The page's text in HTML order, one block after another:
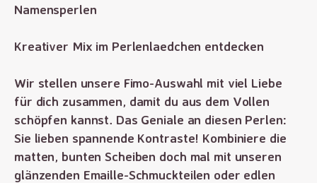
Namensperlen
Kreativer Mix im Perlenlaedchen entdecken
Wir stellen unsere Fimo-Auswahl mit viel Liebe
für dich zusammen, damit du aus dem Vollen
schöpfen kannst. Das Geniale an diesen Perlen:
Sie lieben spannende Kontraste! Kombiniere die
matten, bunten Scheiben doch mal mit unseren
glänzenden Emaille-Schmuckteilen oder edlen